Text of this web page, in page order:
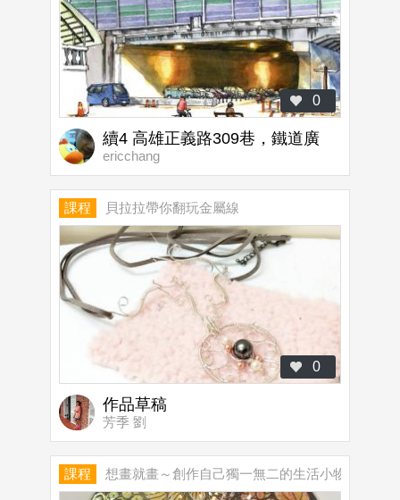
0
續4 高雄正義路309巷，鐵道廣
場
ericchang
課程 貝拉拉帶你翻玩金屬線
0
作品草稿
芳季 劉
課程 想畫就畫～創作自己獨一無二的生活小物